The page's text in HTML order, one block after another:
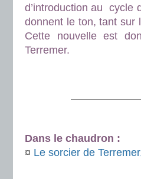
d’introduction au cycle
donnent le ton, tant sur
Cette nouvelle est
Terremer.
Dans le chaudron :
¤ Le sorcier de